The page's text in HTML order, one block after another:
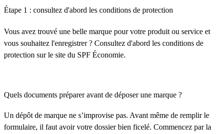
Étape 1 : consultez d'abord les conditions de protection
Vous avez trouvé une belle marque pour votre produit ou service et
vous souhaitez l'enregistrer ? Consultez d'abord les conditions de
protection sur le site du SPF Économie.
Quels documents préparer avant de déposer une marque ?
Un dépôt de marque ne s’improvise pas. Avant même de remplir le
formulaire, il faut avoir votre dossier bien ficelé. Commencez par la